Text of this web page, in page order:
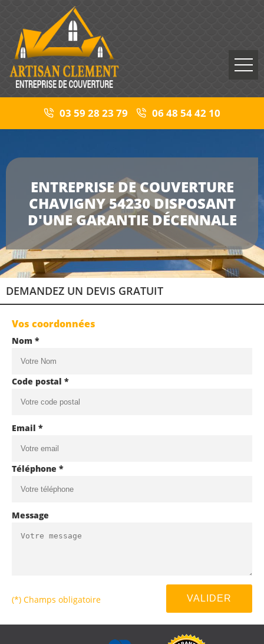
03 59 28 23 79 06 48 54 42 10
ENTREPRISE DE COUVERTURE
CHAVIGNY 54230 DISPOSANT
D'UNE GARANTIE DÉCENNALE
DEMANDEZ UN DEVIS GRATUIT
Vos coordonnées
Nom *
Code postal *
Email *
Téléphone *
Message
(*) Champs obligatoire